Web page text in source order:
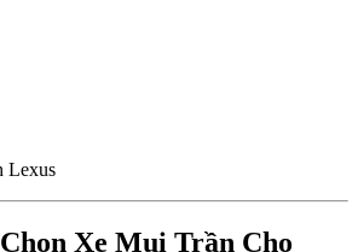
Lexus
Xe Mui Trần Cho